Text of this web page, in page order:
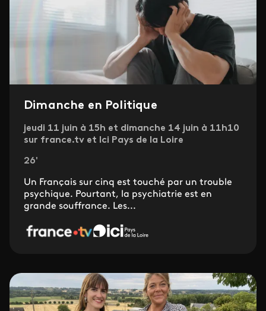
Dimanche en Politique
jeudi 11 juin à 15h et dimanche 14 juin à 11h10
sur france.tv et Ici Pays de la Loire
26'
Un Français sur cinq est touché par un trouble
psychique. Pourtant, la psychiatrie est en
grande souffrance. Les...